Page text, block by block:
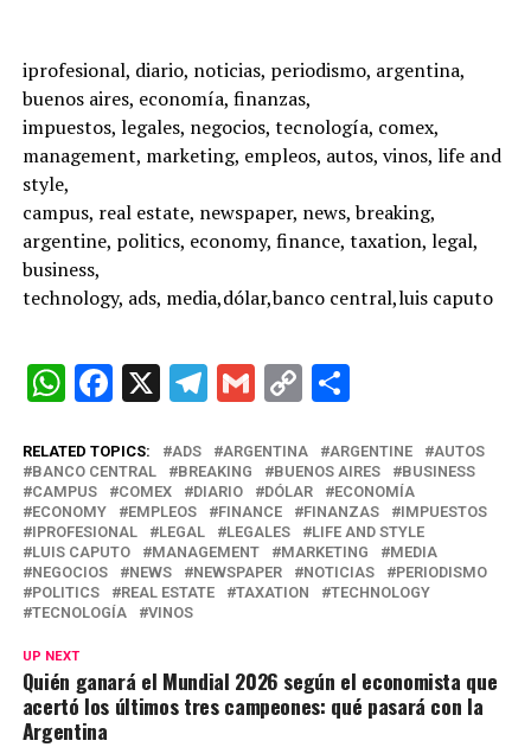
iprofesional, diario, noticias, periodismo, argentina,
buenos aires, economía, finanzas,
impuestos, legales, negocios, tecnología, comex,
management, marketing, empleos, autos, vinos, life and
style,
campus, real estate, newspaper, news, breaking,
argentine, politics, economy, finance, taxation, legal,
business,
technology, ads, media,dólar,banco central,luis caputo
W
at
s
A
p
p
F
ce
b
o
o
k
X T
e
gr
a
m
G
ail
C
py
Li
n
k
C
m
p
ar
tir
RELATED TOPICS: ADS ARGENTINA ARGENTINE
AUTOS
BANCO CENTRAL
BREAKING BUENOS AIRES
BUSINESS
CAMPUS
COMEX DIARIO DÓLAR
ECONOMÍA
ECONOMY
EMPLEOS FINANCE FINANZAS
IMPUESTOS
IPROFESIONAL
LEGAL LEGALES
LIFE AND STYLE
LUIS CAPUTO
MANAGEMENT MARKETING
MEDIA
NEGOCIOS
NEWS NEWSPAPER NOTICIAS
PERIODISMO
POLITICS
REAL ESTATE TAXATION
TECHNOLOGY
TECNOLOGÍA
VINOS
UP NEXT
Quién ganará el Mundial 2026 según el economista que
acertó los últimos tres campeones: qué pasará con la
Argentina